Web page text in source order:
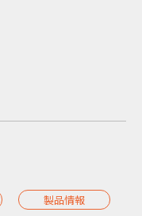
製品情報